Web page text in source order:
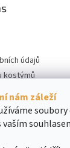
nám záleží
údajů
kostýmů